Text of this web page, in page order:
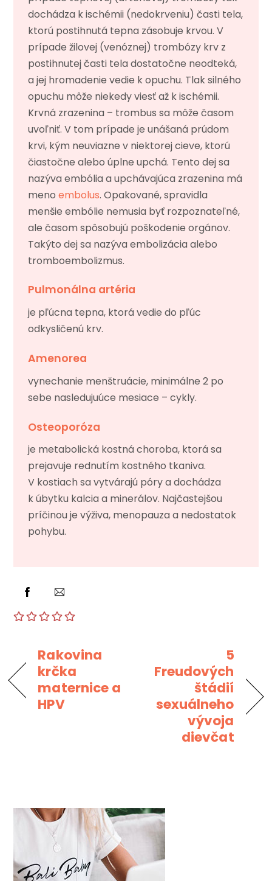
dochádza k ischémii (nedokrveniu) časti tela,
ktorú postihnutá tepna zásobuje krvou. V
prípade žilovej (venóznej) trombózy krv z
postihnutej časti tela dostatočne neodteká,
a jej hromadenie vedie k opuchu. Tlak silného
opuchu môže niekedy viesť až k ischémii.
Krvná zrazenina – trombus sa môže časom
uvoľniť. V tom prípade je unášaná prúdom
krvi, kým neuviazne v niektorej cieve, ktorú
čiastočne alebo úplne upchá. Tento dej sa
nazýva embólia a upchávajúca zrazenina má
menoembolus. Opakované, spravidla
menšie embólie nemusia byť rozpoznateľné,
ale časom spôsobujú poškodenie orgánov.
Takýto dej sa nazýva embolizácia alebo
tromboembolizmus.
Pulmonálna artéria
je pľúcna tepna, ktorá vedie do pľúc
odkysličenú krv.
Amenorea
vynechanie menštruácie, minimálne 2 po
sebe nasledujuúce mesiace – cykly.
Osteoporóza
je metabolická kostná choroba, ktorá sa
prejavuje rednutím kostného tkaniva.
V kostiach sa vytvárajú póry a dochádza
k úbytku kalcia a minerálov. Najčastejšou
príčinou je výživa, menopauza a nedostatok
pohybu.
Rakovina
krčka
maternice a
HPV
5
Freudových
štádií
sexuálneho
vývoja
dievčat